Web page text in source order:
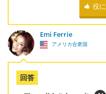
役
Emi Ferrie
アメリカ合衆国
回答